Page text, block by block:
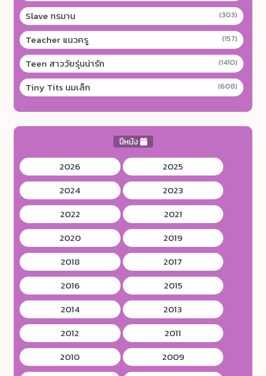
Slave ทรมาน (303)
Teacher แนวครู (157)
Teen สาววัยรุ่นน่ารัก (1410)
Tiny Tits นมเล็ก (608)
ปีหนัง
2026
2025
2024
2023
2022
2021
2020
2019
2018
2017
2016
2015
2014
2013
2012
2011
2010
2009